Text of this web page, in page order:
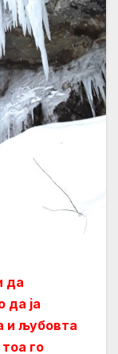
да
да ја
и љубовта
го